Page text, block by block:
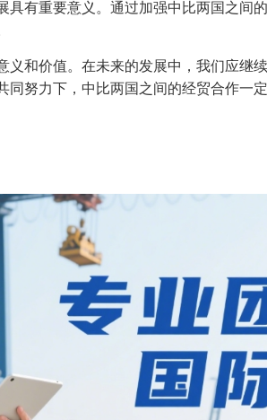
具有重要意义。通过加强中比两国之间
义和价值。在未来的发展中，我们应继
同努力下，中比两国之间的经贸合作一